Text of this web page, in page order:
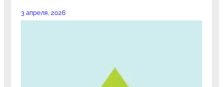
3 апреля, 2026